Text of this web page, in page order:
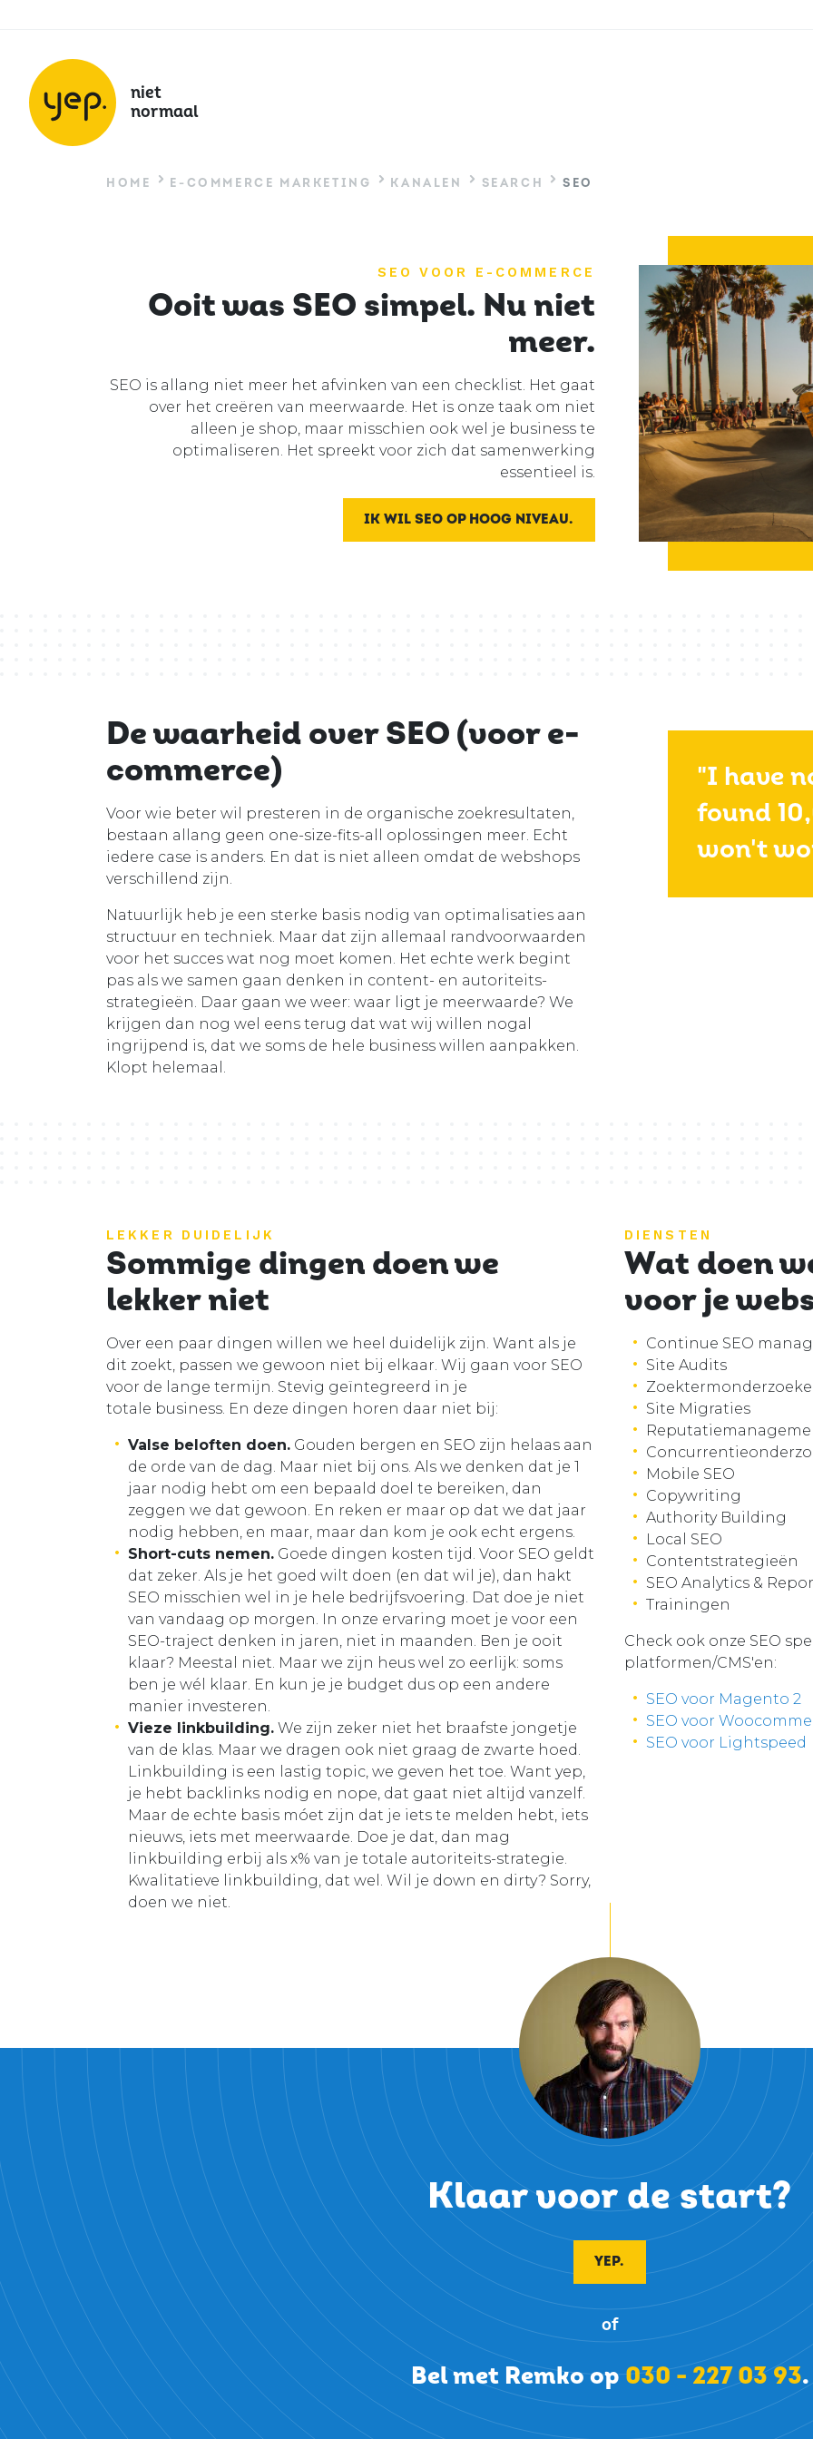
inhoud
gaan
menu
niet
normaal
HOME E-COMMERCE MARKETING KANALEN SEARCH SEO
SEO VOOR E-COMMERCE
Ooit was SEO simpel. Nu niet
meer.
SEO is allang niet meer het afvinken van een checklist. Het gaat
over het creëren van meerwaarde. Het is onze taak om niet
alleen je shop, maar misschien ook wel je business te
optimaliseren. Het spreekt voor zich dat samenwerking
essentieel is.
IK WIL SEO OP HOOG NIVEAU.
De waarheid over SEO (voor e-
commerce)
Voor wie beter wil presteren in de organische zoekresultaten,
bestaan allang geen one-size-fits-all oplossingen meer. Echt
iedere case is anders. En dat is niet alleen omdat de webshops
verschillend zijn.
Natuurlijk heb je een sterke basis nodig van optimalisaties aan
structuur en techniek. Maar dat zijn allemaal randvoorwaarden
voor het succes wat nog moet komen. Het echte werk begint
pas als we samen gaan denken in content- en autoriteits-
strategieën. Daar gaan we weer: waar ligt je meerwaarde? We
krijgen dan nog wel eens terug dat wat wij willen nogal
ingrijpend is, dat we soms de hele business willen aanpakken.
Klopt helemaal.
"I have
found
won't
LEKKER DUIDELIJK
Sommige dingen doen we
lekker niet
Over een paar dingen willen we heel duidelijk zijn. Want als je
dit zoekt, passen we gewoon niet bij elkaar. Wij gaan voor SEO
voor de lange termijn. Stevig geïntegreerd in je
totale business. En deze dingen horen daar niet bij:
Valse beloften doen. Gouden bergen en SEO zijn helaas aan
de orde van de dag. Maar niet bij ons. Als we denken dat je 1
jaar nodig hebt om een bepaald doel te bereiken, dan
zeggen we dat gewoon. En reken er maar op dat we dat jaar
nodig hebben, en maar, maar dan kom je ook echt ergens.
Short-cuts nemen. Goede dingen kosten tijd. Voor SEO geldt
dat zeker. Als je het goed wilt doen (en dat wil je), dan hakt
SEO misschien wel in je hele bedrijfsvoering. Dat doe je niet
van vandaag op morgen. In onze ervaring moet je voor een
SEO-traject denken in jaren, niet in maanden. Ben je ooit
klaar? Meestal niet. Maar we zijn heus wel zo eerlijk: soms
ben je wél klaar. En kun je je budget dus op een andere
manier investeren.
Vieze linkbuilding. We zijn zeker niet het braafste jongetje
van de klas. Maar we dragen ook niet graag de zwarte hoed.
Linkbuilding is een lastig topic, we geven het toe. Want yep,
je hebt backlinks nodig en nope, dat gaat niet altijd vanzelf.
Maar de echte basis móet zijn dat je iets te melden hebt, iets
nieuws, iets met meerwaarde. Doe je dat, dan mag
linkbuilding erbij als x% van je totale autoriteits-strategie.
Kwalitatieve linkbuilding, dat wel. Wil je down en dirty? Sorry,
doen we niet.
DIENSTEN
Wat doen
voor je
Continue SEO
Site Audits
Site Migraties
Mobile SEO
Copywriting
Authority Building
Local SEO
Contentstrategieën
SEO Analytics &
Trainingen
Check ook onze SEO
platformen/CMS'en:
SEO voor Magento 2
SEO voor
SEO voor Lightspeed
Klaar voor de start?
YEP.
of
Bel met Remko op030 - 227 03 93.